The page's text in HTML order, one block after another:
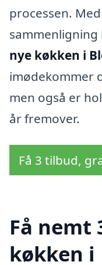
processen.
nye køkken i
imødekommer
men også er
år fremover.
Få 3 tilbud,
Få nemt
køkken i